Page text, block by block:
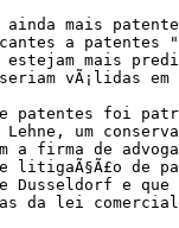
mais
a patentes
estejam mais
vÃ¡lidas
patentes foi
um
a firma de
litigaÃ§Ã£o de
Dusseldorf e que
da lei